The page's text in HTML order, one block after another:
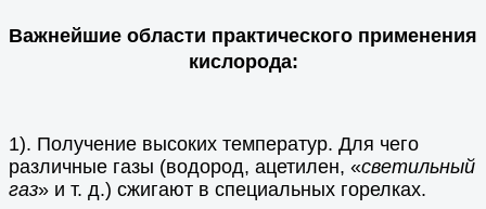
Важнейшие области практического применения
кислорода:
1). Получение высоких температур. Для чего
различные газы (водород, ацетилен, «светильный
газ» и т. д.) сжигают в специальных горелках.